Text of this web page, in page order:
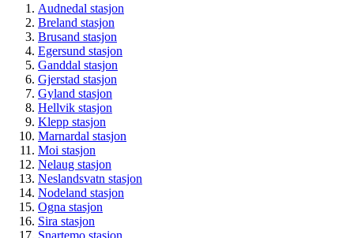
Audnedal stasjon
Breland stasjon
Brusand stasjon
Egersund stasjon
Ganddal stasjon
Gjerstad stasjon
Gyland stasjon
Hellvik stasjon
Klepp stasjon
Marnardal stasjon
Moi stasjon
Nelaug stasjon
Neslandsvatn stasjon
Nodeland stasjon
Ogna stasjon
Sira stasjon
Snartemo stasjon